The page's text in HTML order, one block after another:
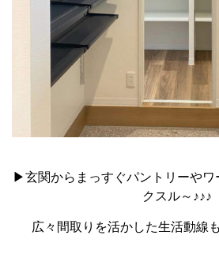
▶玄関からまっすぐパントリーやワ
クスル～♪♪♪
広々間取りを活かした生活動線